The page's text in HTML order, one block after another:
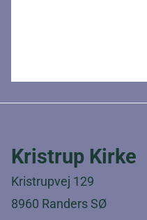
Kristrup Kirke
Kristrupvej 129
8960 Randers SØ